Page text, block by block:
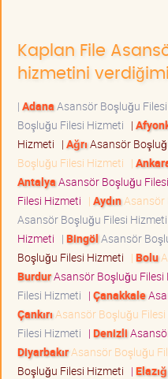
Kaplan File
hizmetini
| AdanaAsansör Boşluğu
Boşluğu Filesi Hizmeti |
Hizmeti | AğrıAsansör
Boşluğu Filesi Hizmeti |
AntalyaAsansör Boşluğu
Filesi Hizmeti | AydınAsansör
Asansör Boşluğu Filesi Hizmeti
Hizmeti | BingölAsansör
Boşluğu Filesi Hizmeti | Bolu
BurdurAsansör Boşluğu Filesi
Filesi Hizmeti | Çanakkale
Çankırı Asansör Boşluğu
Filesi Hizmeti | Denizli
DiyarbakırAsansör Boşluğu
Boşluğu Filesi Hizmeti | Elazığ